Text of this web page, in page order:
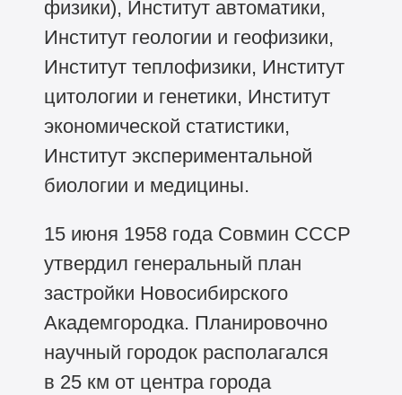
физики), Институт автоматики,
Институт геологии и геофизики,
Институт теплофизики, Институт
цитологии и генетики, Институт
экономической статистики,
Институт экспериментальной
биологии и медицины.
15 июня 1958 года Совмин СССР
утвердил генеральный план
застройки Новосибирского
Академгородка. Планировочно
научный городок располагался
в 25 км от центра города